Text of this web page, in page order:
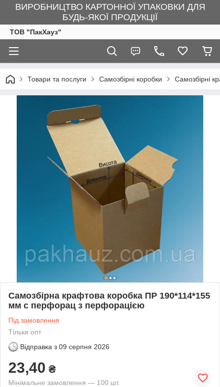
ВИРОБНИЦТВО КАРТОННОЇ УПАКОВКИ ДЛЯ
БУДЬ-ЯКОЇ ПРОДУКЦІЇ
ТОВ "ПакХауз"
Товари та послуги Самозбірні коробки Самозбірні
Самозбірна крафтова коробка ПР 190*114*155
мм с перфорац з перфорацією
Під замовлення
Тільки опт
Відправка з 09 серпня 2026
23,40 ₴
Мінімальне замовлення — 100 шт.